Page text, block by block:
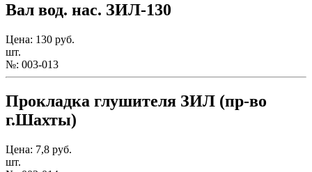
Вал вод. нас. ЗИЛ-130
Цена: 130 руб.
шт.
№: 003-013
Прокладка глушителя ЗИЛ (пр-во
г.Шахты)
Цена: 7,8 руб.
шт.